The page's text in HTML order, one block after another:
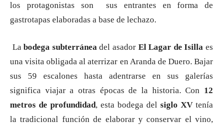
los protagonistas son sus entrantes en forma de
gastrotapas elaboradas a base de lechazo.
Labodega subterráneadel asador El Lagar de Isilla es
una visita obligada al aterrizar en Aranda de Duero. Bajar
sus 59 escalones hasta adentrarse en sus galerías
significa viajar a otras épocas de la historia. Con 12
metros de profundidad, esta bodega del siglo XV tenía
la tradicional función de elaborar y conservar el vino,